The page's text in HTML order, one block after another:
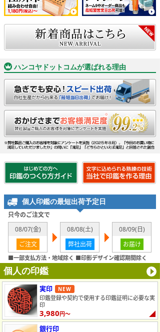
ハンコヤドットコムが選ばれる理由
個人印鑑の最短出荷予定日
只今のご注文で
08/07(金)
ご注文
08/08(土)
弊社出荷
08/09(日)
お届け
■一部支払方法・地域除く ■印影デザイン確認期間除く
個人の印鑑
実印 NEW
印鑑登録や契約で使用する印鑑証明に必要な実
印
3,980円～
銀行印